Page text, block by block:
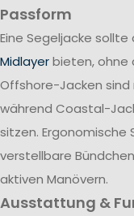
Passform
Eine Segeljacke
Midlayerbieten, ohne
Offshore-Jacken
während Coastal-
sitzen.
verstellbare
aktiven Manövern.
Ausstattung &